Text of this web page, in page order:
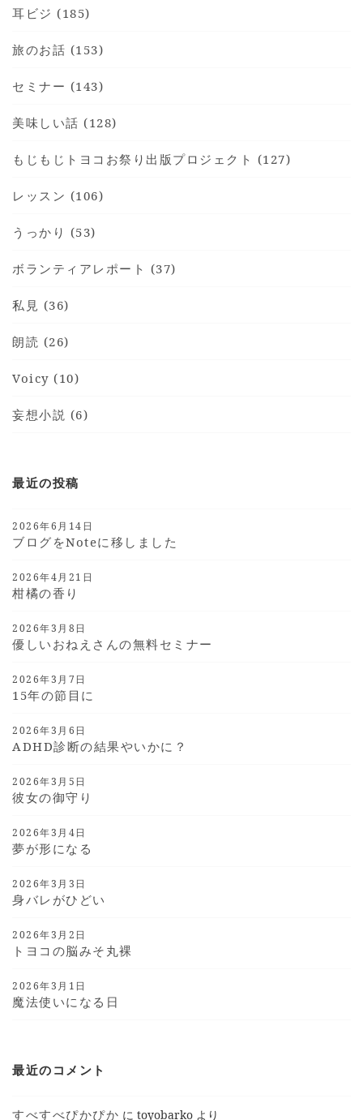
耳ビジ (185)
旅のお話 (153)
セミナー (143)
美味しい話 (128)
もじもじトヨコお祭り出版プロジェクト (127)
レッスン (106)
うっかり (53)
ボランティアレポート (37)
私見 (36)
朗読 (26)
Voicy (10)
妄想小説 (6)
最近の投稿
2026年6月14日
ブログをnoteに移しました
2026年4月21日
柑橘の香り
2026年3月8日
優しいおねえさんの無料セミナー
2026年3月7日
15年の節目に
2026年3月6日
ADHD診断の結果やいかに？
2026年3月5日
彼女の御守り
2026年3月4日
夢が形になる
2026年3月3日
身バレがひどい
2026年3月2日
トヨコの脳みそ丸裸
2026年3月1日
魔法使いになる日
最近のコメント
すべすべぴかぴか にtoyobarko より